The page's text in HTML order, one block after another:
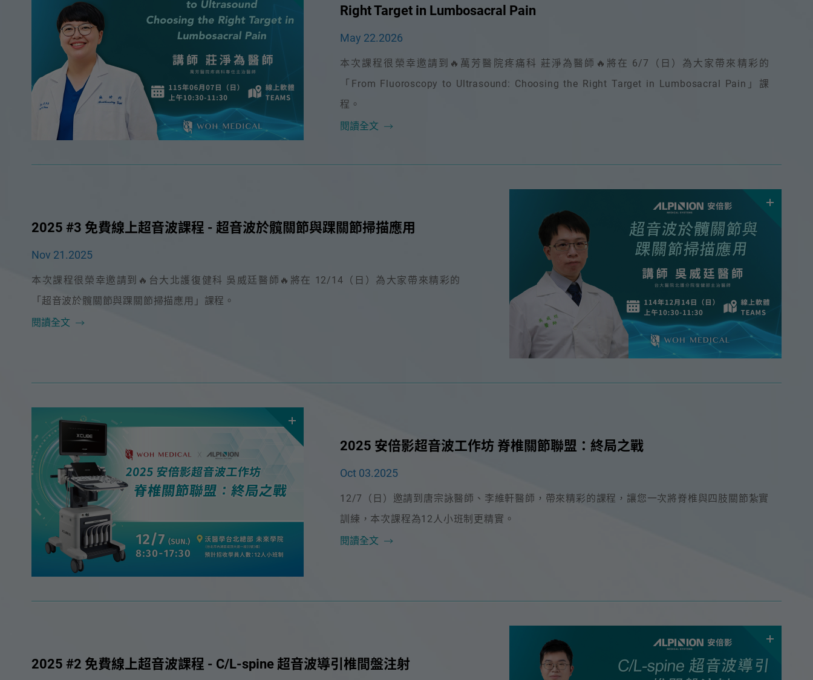
X-CUBE 90 X-CUBE 60 X-CUBE 50 X-CUBE i9
Right Target in Lumbosacral Pain
May 22.2026
本次課程很榮幸邀請到🔥萬芳醫院疼痛科 莊淨為醫師🔥將在 6/7（日）為大家帶來精彩的
「From Fluoroscopy to Ultrasound: Choosing the Right Target in Lumbosacral Pain」課
程。
閱讀全文
2025 #3 免費線上超音波課程 - 超音波於髖關節與踝關節掃描應用
Nov 21.2025
本次課程很榮幸邀請到🔥台大北護復健科 吳威廷醫師🔥將在 12/14（日）為大家帶來精彩的
「超音波於髖關節與踝關節掃描應用」課程。
閱讀全文
2025 安倍影超音波工作坊 脊椎關節聯盟：終局之戰
Oct 03.2025
12/7（日）邀請到唐宗詠醫師、李維軒醫師，帶來精彩的課程，讓您一次將脊椎與四肢關節紮實
訓練，本次課程為12人小班制更精實。
閱讀全文
2025 #2 免費線上超音波課程 - C/L-spine 超音波導引椎間盤注射